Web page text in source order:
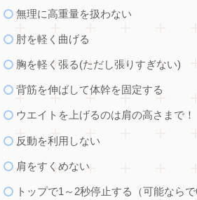
無理に高重量を扱わない
肘を軽く曲げる
胸を軽く張る(ただし張りすぎない)
背筋を伸ばして体幹を固定する
ウエイトを上げるのは肩の高さまで！
反動を利用しない
肩をすくめない
トップで1～2秒停止する（可能ならで